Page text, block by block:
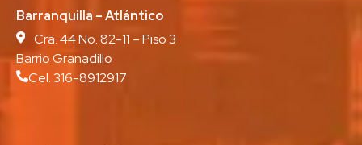
Barranquilla – Atlántico
Cra. 44 No. 82-11 – Piso 3
Barrio Granadillo
Cel. 316-8912917